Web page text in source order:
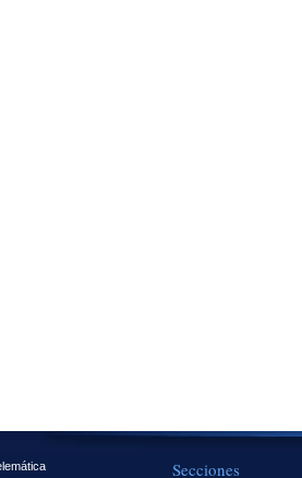
Secciones